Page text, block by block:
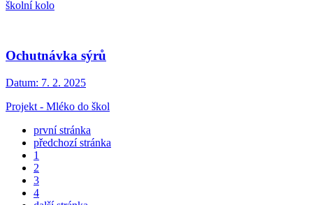
školní kolo
Ochutnávka sýrů
Datum: 7. 2. 2025
Projekt - Mléko do škol
první stránka
předchozí stránka
1
2
3
4